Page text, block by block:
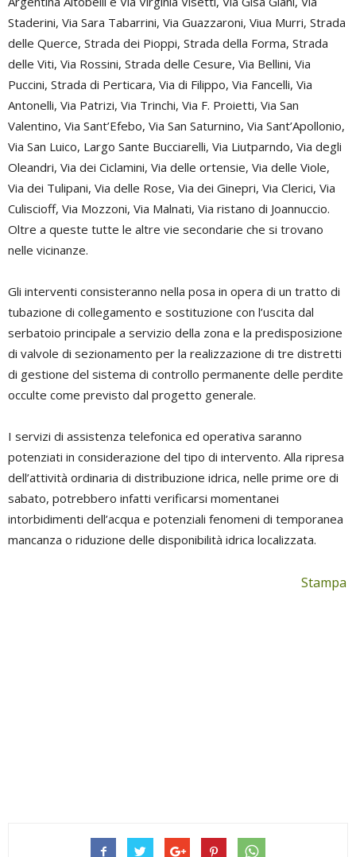
Staderini, Via Sara Tabarrini, Via Guazzaroni, Viua Murri, Strada
delle Querce, Strada dei Pioppi, Strada della Forma, Strada
delle Viti, Via Rossini, Strada delle Cesure, Via Bellini, Via
Puccini, Strada di Perticara, Via di Filippo, Via Fancelli, Via
Antonelli, Via Patrizi, Via Trinchi, Via F. Proietti, Via San
Valentino, Via Sant’Efebo, Via San Saturnino, Via Sant’Apollonio,
Via San Luico, Largo Sante Bucciarelli, Via Liutparndo, Via degli
Oleandri, Via dei Ciclamini, Via delle ortensie, Via delle Viole,
Via dei Tulipani, Via delle Rose, Via dei Ginepri, Via Clerici, Via
Culiscioff, Via Mozzoni, Via Malnati, Via ristano di Joannuccio.
Oltre a queste tutte le altre vie secondarie che si trovano
nelle vicinanze.
Gli interventi consisteranno nella posa in opera di un tratto di
tubazione di collegamento e sostituzione con l’uscita dal
serbatoio principale a servizio della zona e la predisposizione
di valvole di sezionamento per la realizzazione di tre distretti
di gestione del sistema di controllo permanente delle perdite
occulte come previsto dal progetto generale.
I servizi di assistenza telefonica ed operativa saranno
potenziati in considerazione del tipo di intervento. Alla ripresa
dell’attività ordinaria di distribuzione idrica, nelle prime ore di
sabato, potrebbero infatti verificarsi momentanei
intorbidimenti dell’acqua e potenziali fenomeni di temporanea
mancanza o riduzione delle disponibilità idrica localizzata.
Stampa